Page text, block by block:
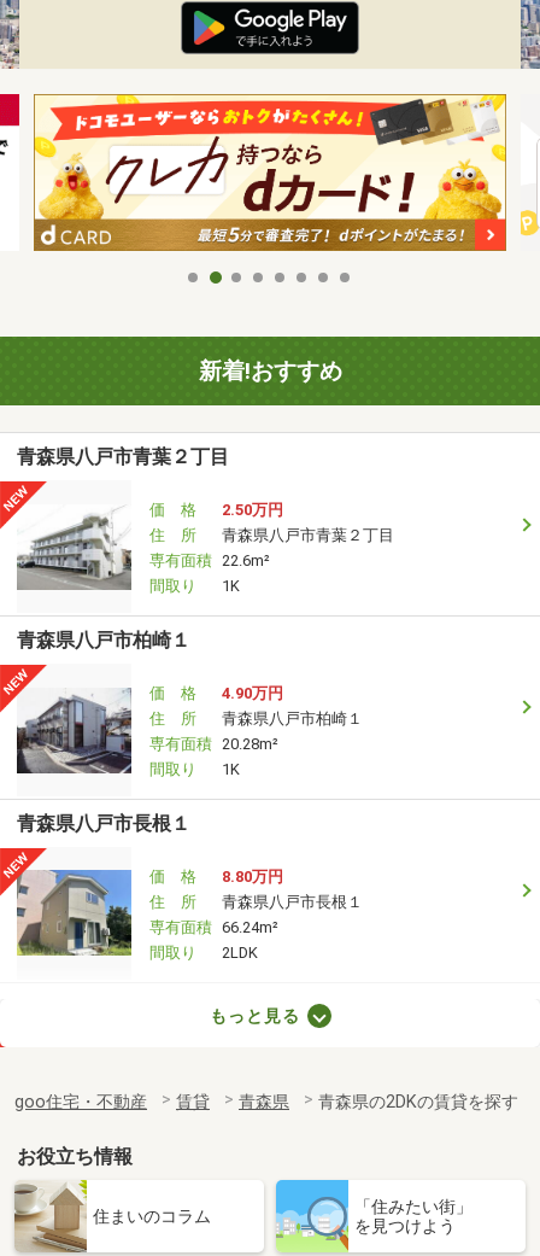
新着!おすすめ
青森県八戸市青葉２丁目
価 格
2.50万円
住 所
青森県八戸市青葉２丁目
専有面積 22.6m²
間取り
1K
青森県八戸市柏崎１
価 格
4.90万円
住 所
青森県八戸市柏崎１
専有面積 20.28m²
間取り
1K
青森県八戸市長根１
価 格
8.80万円
住 所
青森県八戸市長根１
専有面積 66.24m²
間取り
2LDK
専有面積
45.09m²
青森県青森市古川３
もっと見る
goo住宅・不動産 賃貸 青森県 青森県の2DKの賃貸を探す
お役立ち情報
住まいのコラム
「住みたい街」
を見つけよう